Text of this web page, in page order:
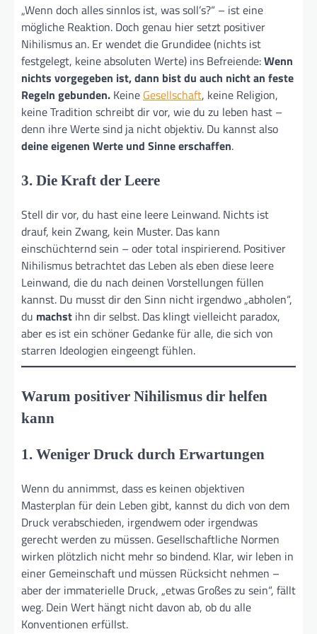
„Wenn doch alles sinnlos ist, was soll’s?“ – ist eine
mögliche Reaktion. Doch genau hier setzt positiver
Nihilismus an. Er wendet die Grundidee (nichts ist
festgelegt, keine absoluten Werte) ins Befreiende:Wenn
nichts vorgegeben ist, dann bist du auch nicht an feste
Regeln gebunden. Keine Gesellschaft, keine Religion,
keine Tradition schreibt dir vor, wie du zu leben hast –
denn ihre Werte sind ja nicht objektiv. Du kannst also
deine eigenen Werte und Sinne erschaffen.
3. Die Kraft der Leere
Stell dir vor, du hast eine leere Leinwand. Nichts ist
drauf, kein Zwang, kein Muster. Das kann
einschüchternd sein – oder total inspirierend. Positiver
Nihilismus betrachtet das Leben als eben diese leere
Leinwand, die du nach deinen Vorstellungen füllen
kannst. Du musst dir den Sinn nicht irgendwo „abholen“,
du machst ihn dir selbst. Das klingt vielleicht paradox,
aber es ist ein schöner Gedanke für alle, die sich von
starren Ideologien eingeengt fühlen.
Warum positiver Nihilismus dir helfen
kann
1. Weniger Druck durch Erwartungen
Wenn du annimmst, dass es keinen objektiven
Masterplan für dein Leben gibt, kannst du dich von dem
Druck verabschieden, irgendwem oder irgendwas
gerecht werden zu müssen. Gesellschaftliche Normen
wirken plötzlich nicht mehr so bindend. Klar, wir leben in
einer Gemeinschaft und müssen Rücksicht nehmen –
aber der immaterielle Druck, „etwas Großes zu sein“, fällt
weg. Dein Wert hängt nicht davon ab, ob du alle
Konventionen erfüllst.